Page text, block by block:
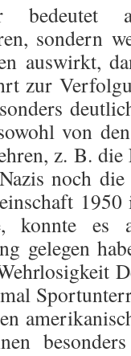
sondern
auswirkt,
zur
von
z. B. die
noch
konnte es
gelegen